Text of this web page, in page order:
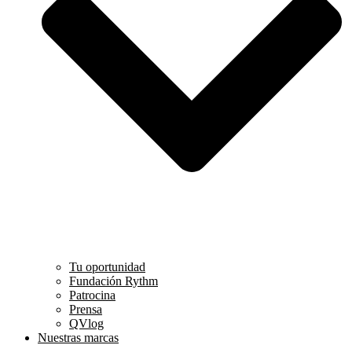
Tu oportunidad
Fundación Rythm
Patrocina
Prensa
QVlog
Nuestras marcas